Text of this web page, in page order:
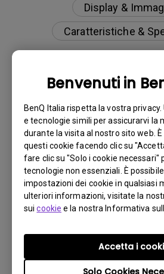
Benvenuti in
BenQ Italia rispetta la vostra
e tecnologie simili per assicurarvi la
durante la visita al nostro sito web.
questi cookie facendo clic su
fare clic su "Solo i cookie
tecnologie non essenziali. È
impostazioni dei cookie in qualsiasi
ulteriori informazioni, visitate la
suicookie e la nostra Informativa
Solo Cookies
Accetta i
Display &
Caratteristiche &
meno visibile?
Perché il mio monitor non
automaticamente il
Ho acquistato un monitor
cercato di collegarlo al mio
messaggio "No Cable
monitor. Come posso